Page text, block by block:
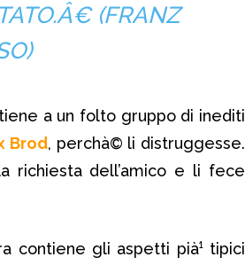
(FRANZ
a un folto gruppo di inediti
Brod, perchà© li distruggesse.
richiesta dell’amico e li fece
contiene gli aspetti pià¹ tipici